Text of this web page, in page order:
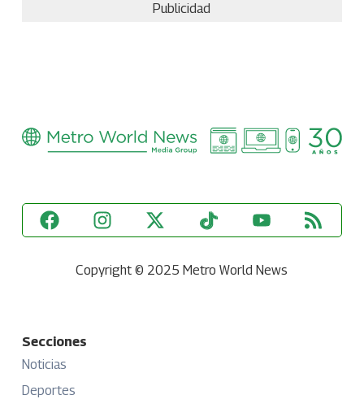
Publicidad
Copyright © 2025 Metro World News
Secciones
Noticias
Deportes